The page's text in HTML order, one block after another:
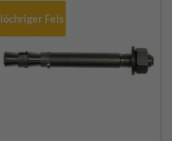
löchriger Fels